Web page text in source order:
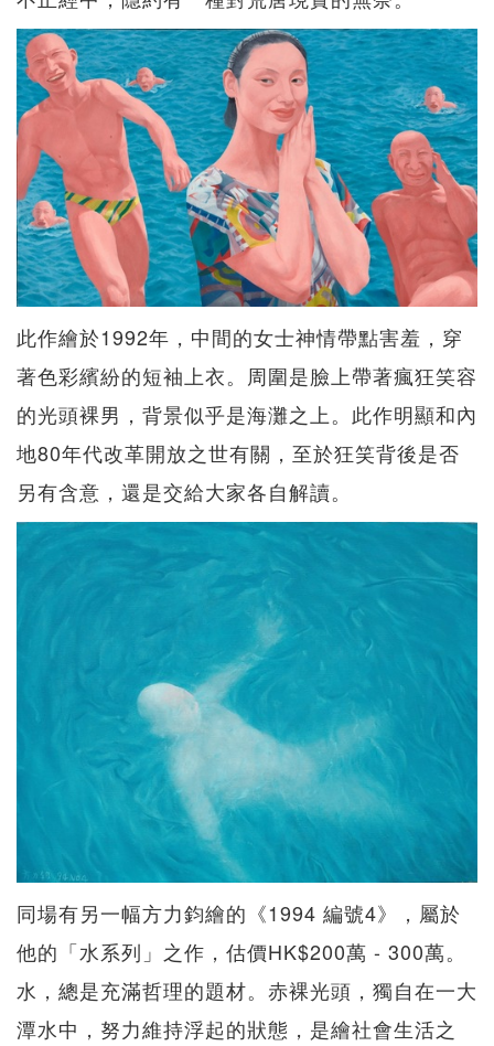
此作繪於1992年，中間的女士神情帶點害羞，穿
著色彩繽紛的短袖上衣。周圍是臉上帶著瘋狂笑容
的光頭裸男，背景似乎是海灘之上。此作明顯和內
地80年代改革開放之世有關，至於狂笑背後是否
另有含意，還是交給大家各自解讀。
同場有另一幅方力鈞繪的《1994 編號4》，屬於
他的「水系列」之作，估價HK$200萬 - 300萬。
水，總是充滿哲理的題材。赤裸光頭，獨自在一大
潭水中，努力維持浮起的狀態，是繪社會生活之